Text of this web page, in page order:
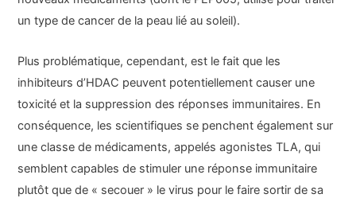
un type de cancer de la peau lié au soleil).
Plus problématique, cependant, est le fait que les
inhibiteurs d’HDAC peuvent potentiellement causer une
toxicité et la suppression des réponses immunitaires. En
conséquence, les scientifiques se penchent également sur
une classe de médicaments, appelés agonistes TLA, qui
semblent capables de stimuler une réponse immunitaire
plutôt que de « secouer » le virus pour le faire sortir de sa